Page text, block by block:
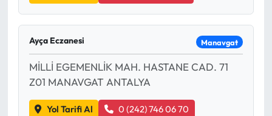
Ayça Eczanesi Manavgat
MİLLİ EGEMENLİK MAH. HASTANE CAD. 71
Z01 MANAVGAT ANTALYA
Yol Tarifi Al 0 (242) 746 06 70